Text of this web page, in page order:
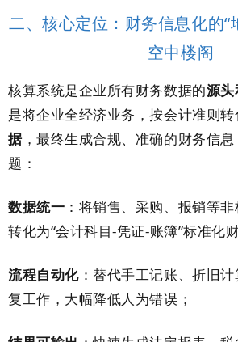
二、核心定位：财务信息化的“
空中楼阁
核算系统是企业所有财务数据的源头
是将企业全经济业务，按会计准则转
据，最终生成合规、准确的财务信
题：
数据统一 ：将销售、采购、报销等
转化为“会计科目-凭证-账簿”标准化
流程自动化：替代手工记账、折旧
复工作，大幅降低人为错误；